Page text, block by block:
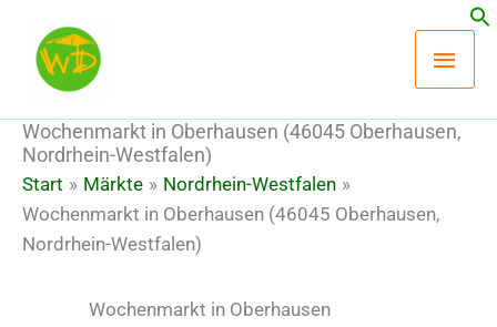
Inhalt
springen
Wochenmarkt in Oberhausen (46045 Oberhausen,
Nordrhein-Westfalen)
Start Märkte
Nordrhein-Westfalen
Wochenmarkt in Oberhausen (46045 Oberhausen,
Nordrhein-Westfalen)
Wochenmarkt in Oberhausen